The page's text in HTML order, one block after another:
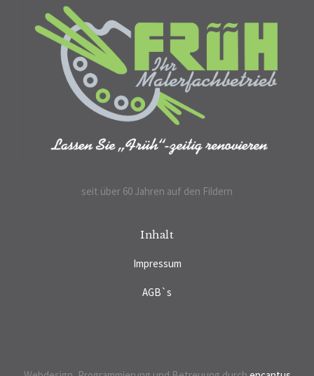
seit über 60 Jahren auf den Fildern
Inhalt
Impressum
AGB`s